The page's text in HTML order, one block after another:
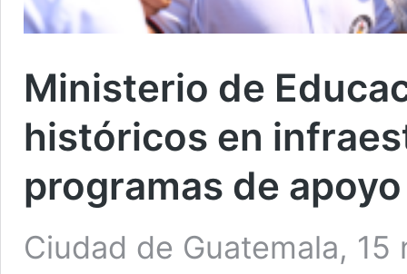
Ministerio de
históricos en
programas de
Ciudad de Guatemala,